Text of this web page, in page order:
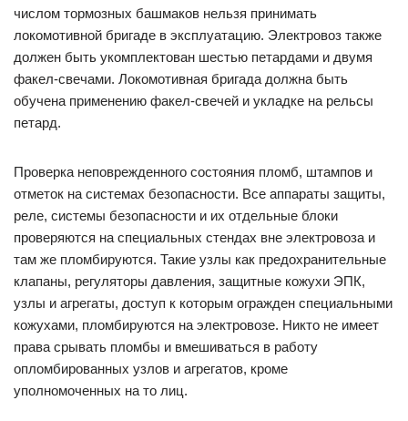
числом тормозных башмаков нельзя принимать
локомотивной бригаде в эксплуатацию. Электровоз также
должен быть укомплектован шестью петардами и двумя
факел-свечами. Локомотивная бригада должна быть
обучена применению факел-свечей и укладке на рельсы
петард.
Проверка неповрежденного состояния пломб, штампов и
отметок на системах безопасности. Все аппараты защиты,
реле, системы безопасности и их отдельные блоки
проверяются на специальных стендах вне электровоза и
там же пломбируются. Такие узлы как предохранительные
клапаны, регуляторы давления, защитные кожухи ЭПК,
узлы и агрегаты, доступ к которым огражден специальными
кожухами, пломбируются на электровозе. Никто не имеет
права срывать пломбы и вмешиваться в работу
опломбированных узлов и агрегатов, кроме
уполномоченных на то лиц.